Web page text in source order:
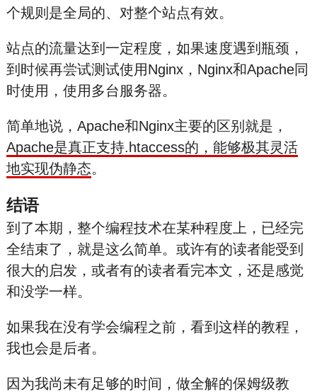
个规则是全局的、对整个站点有效。
站点的流量达到一定程度，如果速度遇到瓶颈，
到时候再尝试测试使用Nginx，Nginx和Apache同
时使用，使用多台服务器。
简单地说，Apache和Nginx主要的区别就是，
Apache是真正支持.htaccess的，能够极其灵活
地实现伪静态。
结语
到了本期，整个编程技术在某种程度上，已经完
全结束了，就是这么简单。或许有的读者能受到
很大的启发，或者有的读者看完本文，还是感觉
和没学一样。
如果我在没有学会编程之前，看到这样的教程，
我也会是后者。
因为我尚未有足够的时间，做全解的保姆级教